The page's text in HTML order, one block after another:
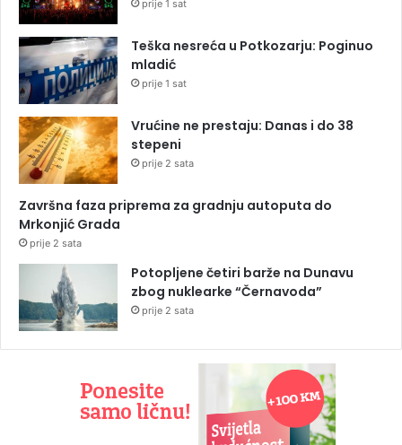
prije 1 sat
Teška nesreća u Potkozarju: Poginuo
mladić
prije 1 sat
Vrućine ne prestaju: Danas i do 38
stepeni
prije 2 sata
Završna faza priprema za gradnju autoputa do
Mrkonjić Grada
prije 2 sata
Potopljene četiri barže na Dunavu
zbog nuklearke “Černavoda”
prije 2 sata